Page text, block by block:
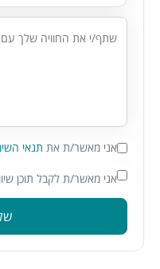
אני מאשר/ת את תנאי
אני מאשר/ת לקבל תוכן